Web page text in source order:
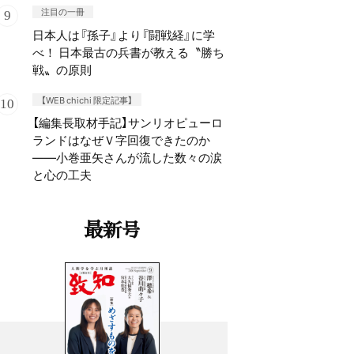
注目の一冊
日本人は『孫子』より『闘戦経』に学
べ！ 日本最古の兵書が教える〝勝ち
戦〟の原則
【WEB chichi 限定記事】
【編集長取材手記】サンリオピューロ
ランドはなぜＶ字回復できたのか
——小巻亜矢さんが流した数々の涙
と心の工夫
最新号